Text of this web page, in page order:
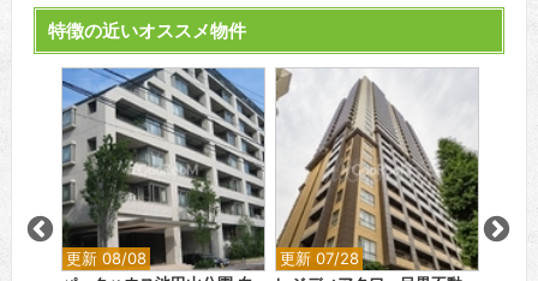
特徴の近いオススメ物件
更新 08/08 更新 07/28